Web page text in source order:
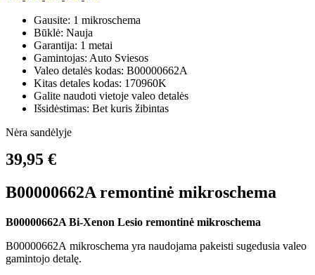
Gausite: 1 mikroschema
Būklė: Nauja
Garantija: 1 metai
Gamintojas: Auto Sviesos
Valeo detalės kodas: B00000662A
Kitas detales kodas: 170960K
Galite naudoti vietoje valeo detalės
Išsidėstimas: Bet kuris žibintas
Nėra sandėlyje
39,95 €
B00000662A remontinė mikroschema
B00000662A Bi-Xenon Lesio remontinė mikroschema
B00000662A mikroschema yra naudojama pakeisti sugedusia valeo
gamintojo detalę.